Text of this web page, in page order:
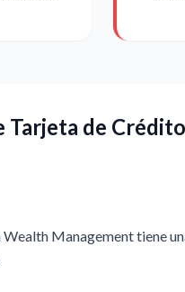
Tarjeta de
Management tiene